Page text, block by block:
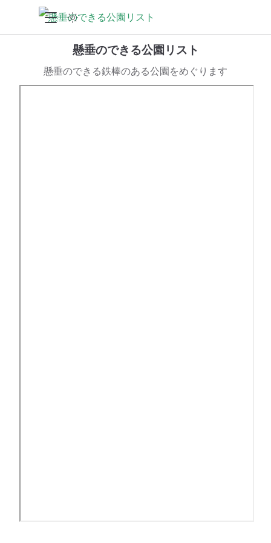
懸垂のできる公園リスト
懸垂のできる鉄棒のある公園をめぐります